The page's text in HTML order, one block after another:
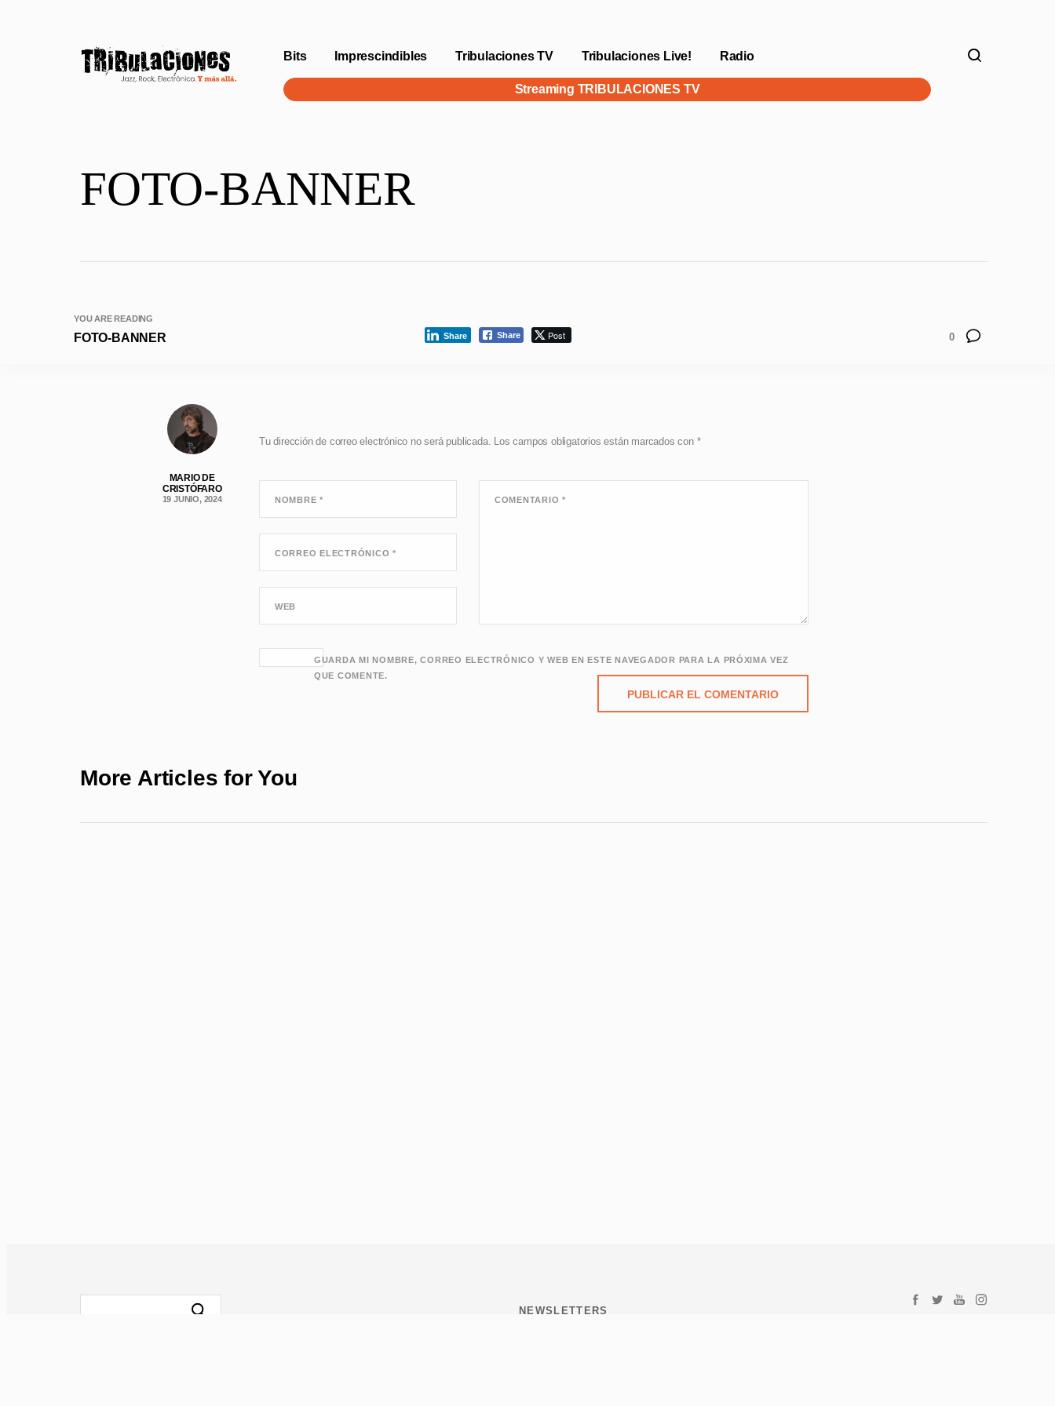
Bits Imprescindibles Tribulaciones TV Tribulaciones Live! Radio
Streaming TRIBULACIONES TV
FOTO-BANNER
YOU ARE READING
FOTO-BANNER Share Post
Share 0
MARIO DE
CRISTÓFARO
19 JUNIO, 2024
Tu dirección de correo electrónico no será publicada. Los campos obligatorios están marcados con *
COMENTARIO*
NOMBRE*
CORREO ELECTRÓNICO*
WEB
GUARDA MI NOMBRE, CORREO ELECTRÓNICO Y WEB EN ESTE NAVEGADOR PARA LA PRÓXIMA VEZ
QUE COMENTE.
More Articles for You
NEWSLETTERS